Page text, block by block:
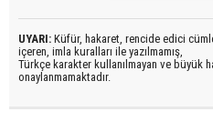
UYARI: Küfür, hakaret, rencide edici
içeren, imla kuralları ile yazılmamış,
Türkçe karakter kullanılmayan ve büyük
onaylanmamaktadır.